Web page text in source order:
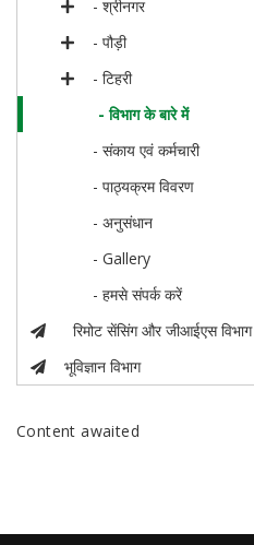
- श्रीनगर
- पौड़ी
- टिहरी
- विभाग के बारे में
- संकाय एवं कर्मचारी
- पाठ्यक्रम विवरण
- अनुसंधान
- Gallery
- हमसे संपर्क करें
रिमोट सेंसिंग और जीआईएस विभाग
भूविज्ञान विभाग
Content awaited